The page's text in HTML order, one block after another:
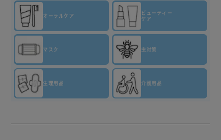
オーラルケア
ビューティー
ケア
マスク 虫対策
生理用品 介護用品